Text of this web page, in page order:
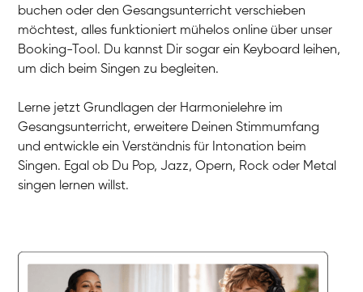
Gesang / Vocal
Gesang / Vocal
Gesang / Vocal
Gesang / Vocal
Gesang / Vocal
Gesang / Vocal
Gesang / Vocal
buchen oder den Gesangsunterricht verschieben
möchtest, alles funktioniert mühelos online über unser
Booking-Tool. Du kannst Dir sogar ein Keyboard leihen,
um dich beim Singen zu begleiten.
Lerne jetzt Grundlagen der Harmonielehre im
Gesangsunterricht, erweitere Deinen Stimmumfang
und entwickle ein Verständnis für Intonation beim
Singen. Egal ob Du Pop, Jazz, Opern, Rock oder Metal
singen lernen willst.